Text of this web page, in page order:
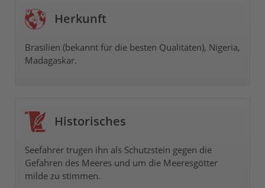
Herkunft
Brasilien (bekannt für die besten Qualitäten), Nigeria,
Madagaskar.
Historisches
Seefahrer trugen ihn als Schutzstein gegen die
Gefahren des Meeres und um die Meeresgötter
milde zu stimmen.